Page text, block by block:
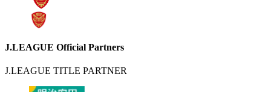
J.LEAGUE Official Partners
J.LEAGUE TITLE PARTNER